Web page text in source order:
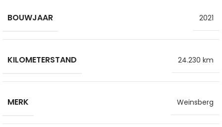
BOUWJAAR 2021
KILOMETERSTAND 24.230 km
MERK Weinsberg